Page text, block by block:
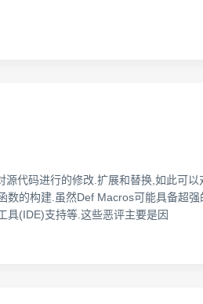
代码进行的修改.扩展和替换,如此可以
数的构建.虽然Def Macros可能具备超
具(IDE)支持等.这些恶评主要是因